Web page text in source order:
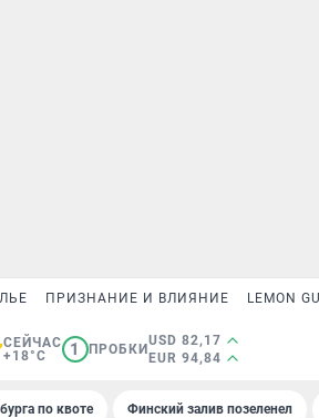
ПРИЗНАНИЕ И ВЛИЯНИЕ LEMON
СЕЙЧАС
+18°C
1 ПРОБКИ
USD 82,17
EUR 94,84
по квоте Финский залив позеленел